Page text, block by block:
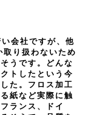
会社ですが、他
り扱わないため
うです。どんな
トしたという今
た。フロス加工
紙など実際に触
ランス、ドイ